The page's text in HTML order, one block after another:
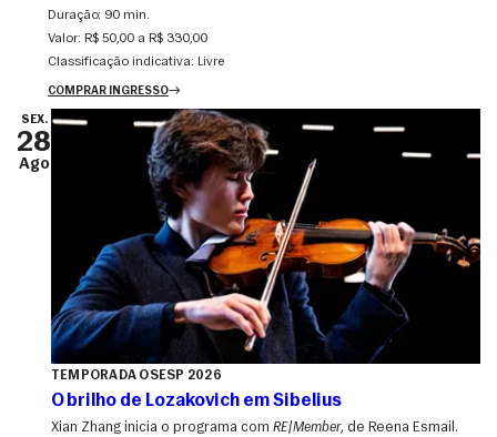
Duração: 90 min.
Valor: R$ 50,00 a R$ 330,00
Classificação indicativa: Livre
COMPRAR INGRESSO
SEX.
28
Ago
TEMPORADA OSESP 2026
O brilho de Lozakovich em Sibelius
Xian Zhang inicia o programa com RE|Member, de Reena Esmail.